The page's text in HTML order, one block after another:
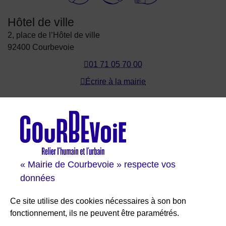
« Mairie de Courbevoie » respecte vos
données
Ce site utilise des cookies nécessaires à son bon
fonctionnement, ils ne peuvent être paramétrés.
Hôtel de ville
2, place de l’Hôtel de ville
92400 Courbevoie
01 71 05 70 00
Écrire à la mairie
Les sites de Courbevoie
Courbevoie espace famille
Val Courbevoie
Sortir à Courbevoie
Solutions entreprises
Portail des bibliothèques
Je participe Courbevoie